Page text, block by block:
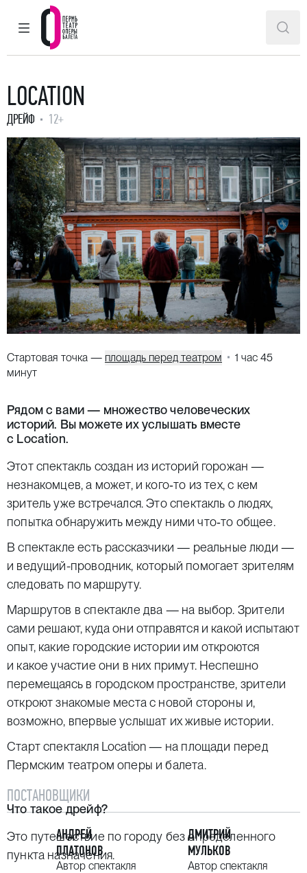
ГЛАВНОЕ МЕНЮ
Пермский театр оперы и балета
LOCATION
ДРЕЙФ 12+
Стартовая точка — площадь перед театром
1 час 45
минут
Рядом с вами — множество человеческих
историй. Вы можете их услышать вместе
с Location.
Этот спектакль создан из историй горожан —
незнакомцев, а может, и кого‑то из тех, с кем
зритель уже встречался. Это спектакль о людях,
попытка обнаружить между ними что‑то общее.
В спектакле есть рассказчики — реальные люди —
и ведущий-проводник, который помогает зрителям
следовать по маршруту.
Маршрутов в спектакле два — на выбор. Зрители
сами решают, куда они отправятся и какой испытают
опыт, какие городские истории им откроются
и какое участие они в них примут. Неспешно
перемещаясь в городском пространстве, зрители
откроют знакомые места с новой стороны и,
возможно, впервые услышат их живые истории.
Старт спектакля Location — на площади перед
Пермским театром оперы и балета.
Что такое дрейф?
Это путешествие по городу без определенного
пункта назначения.
ПОСТАНОВЩИКИ
АНДРЕЙ
ПЛАТОНОВ
Автор спектакля
ДМИТРИЙ
МУЛЬКОВ
Автор спектакля